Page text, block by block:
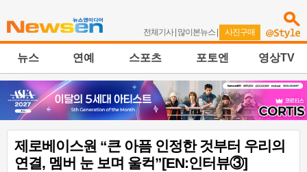
전체기사| 많이본뉴스 | 사진구매
뉴스 연예 스포츠 포토엔 영상TV
제로베이스원 “큰 아픔 인정한 것부터 우리의
연결, 멤버 눈 보며 울컥”[EN:인터뷰③]